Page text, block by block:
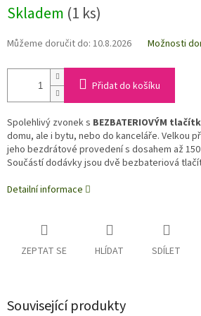
Skladem (1 ks)
Můžeme doručit do: 10.8.2026 Možnosti
Přidat do košíku
Spolehlivý zvonek s BEZBATERIOVÝM
domu, ale i bytu, nebo do kanceláře. Velkou
jeho bezdrátové provedení s dosahem až
Součástí dodávky jsou dvě bezbateriová
Detailní informace
ZEPTAT SE HLÍDAT SDÍLET
Související produkty